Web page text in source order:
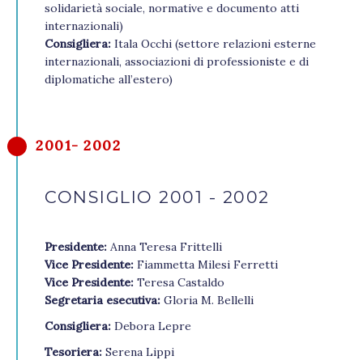
solidarietà sociale, normative e documento atti
internazionali)
Consigliera: Itala Occhi (settore relazioni esterne
internazionali, associazioni di professioniste e di
diplomatiche all’estero)
2001- 2002
CONSIGLIO 2001 - 2002
Presidente: Anna Teresa Frittelli
Vice Presidente: Fiammetta Milesi Ferretti
Vice Presidente: Teresa Castaldo
Segretaria esecutiva: Gloria M. Bellelli
Consigliera: Debora Lepre
Tesoriera: Serena Lippi